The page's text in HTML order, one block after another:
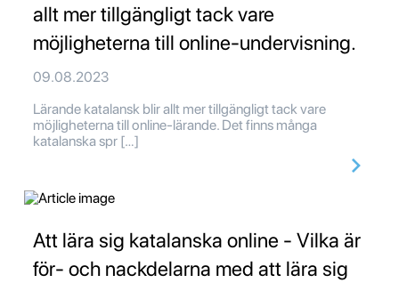
allt mer tillgängligt tack vare
möjligheterna till online-undervisning.
09.08.2023
Lärande katalansk blir allt mer tillgängligt tack vare
möjligheterna till online-lärande. Det finns många
katalanska spr […]
Att lära sig katalanska online - Vilka är
för- och nackdelarna med att lära sig